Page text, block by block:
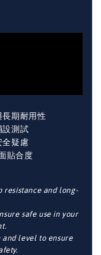
期耐用性
設測試
全疑慮
貼合度
resistance and long-
safe use in your
and level to ensure